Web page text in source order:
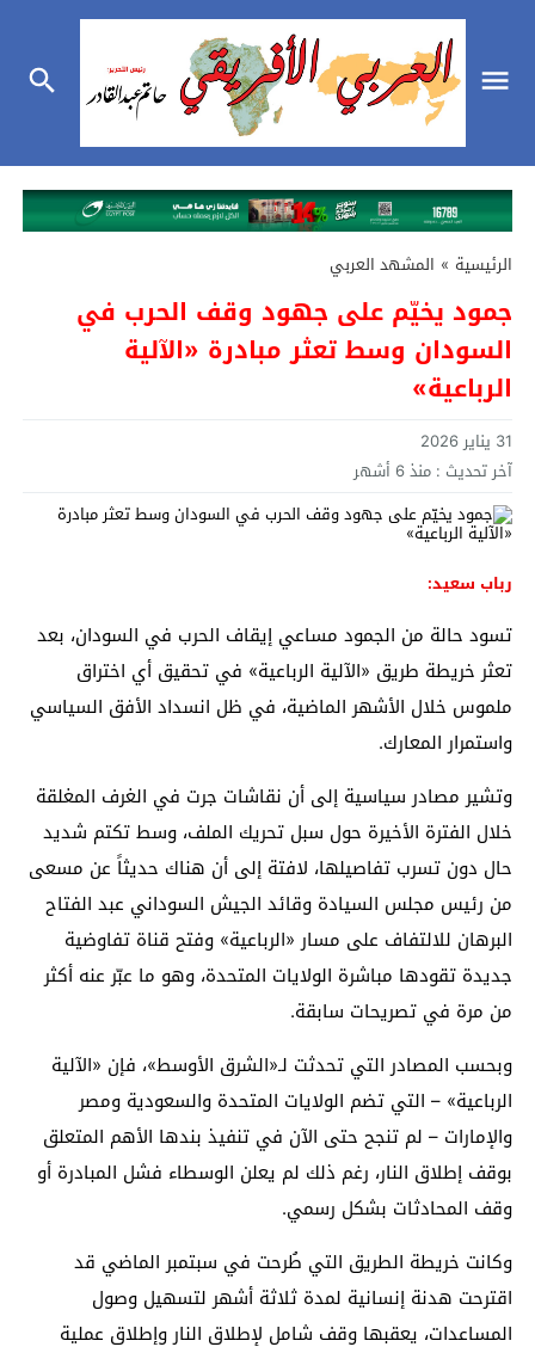
الرئيسية » المشهد العربي
جمود يخيّم على جهود وقف الحرب في
السودان وسط تعثر مبادرة «الآلية
الرباعية»
31 يناير 2026
آخر تحديث : منذ 6 أشهر
رباب سعيد:
تسود حالة من الجمود مساعي إيقاف الحرب في السودان، بعد
تعثر خريطة طريق «الآلية الرباعية» في تحقيق أي اختراق
ملموس خلال الأشهر الماضية، في ظل انسداد الأفق السياسي
واستمرار المعارك.
وتشير مصادر سياسية إلى أن نقاشات جرت في الغرف المغلقة
خلال الفترة الأخيرة حول سبل تحريك الملف، وسط تكتم شديد
حال دون تسرب تفاصيلها، لافتة إلى أن هناك حديثاً عن مسعى
من رئيس مجلس السيادة وقائد الجيش السوداني عبد الفتاح
البرهان للالتفاف على مسار «الرباعية» وفتح قناة تفاوضية
جديدة تقودها مباشرة الولايات المتحدة، وهو ما عبّر عنه أكثر
من مرة في تصريحات سابقة.
وبحسب المصادر التي تحدثت لـ«الشرق الأوسط»، فإن «الآلية
الرباعية» – التي تضم الولايات المتحدة والسعودية ومصر
والإمارات – لم تنجح حتى الآن في تنفيذ بندها الأهم المتعلق
بوقف إطلاق النار، رغم ذلك لم يعلن الوسطاء فشل المبادرة أو
وقف المحادثات بشكل رسمي.
وكانت خريطة الطريق التي طُرحت في سبتمبر الماضي قد
اقترحت هدنة إنسانية لمدة ثلاثة أشهر لتسهيل وصول
المساعدات، يعقبها وقف شامل لإطلاق النار وإطلاق عملية